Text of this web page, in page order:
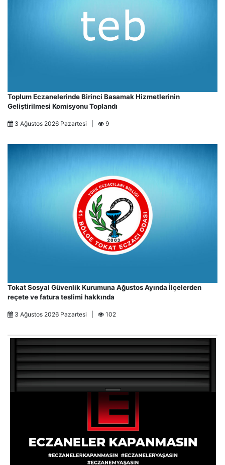
Toplum Eczanelerinde Birinci Basamak Hizmetlerinin
Geliştirilmesi Komisyonu Toplandı
3 Ağustos 2026 Pazartesi | 9
Tokat Sosyal Güvenlik Kurumuna Ağustos Ayında İlçelerden
reçete ve fatura teslimi hakkında
3 Ağustos 2026 Pazartesi | 102